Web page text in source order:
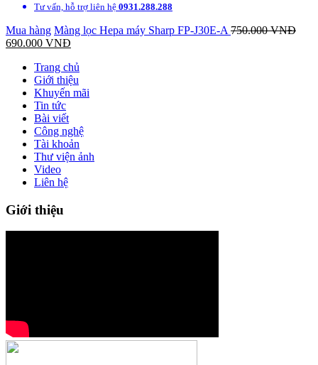
Tư vấn, hỗ trợ liên hệ 0931.288.288
Mua hàng Màng lọc Hepa máy Sharp FP-J30E-A 750.000VNĐ
690.000 VNĐ
Trang chủ
Giới thiệu
Khuyến mãi
Tin tức
Bài viết
Công nghệ
Tài khoản
Thư viện ảnh
Video
Liên hệ
Giới thiệu